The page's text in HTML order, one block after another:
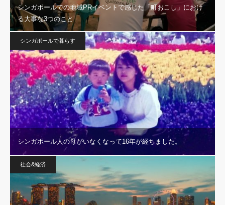
シンガポールでの地域PRイベントで感じた「町おこし」におけ
る大事な3つのこと
シンガポールで暮らす
シンガポール人の母がいなくなって16年が経ちました。
社会&経済